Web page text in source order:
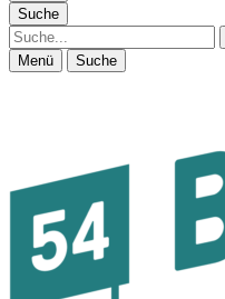
Suche
Suche
Menü Suche